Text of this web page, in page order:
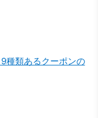
種類あるクーポンの